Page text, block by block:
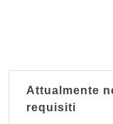
Attualmente
requisiti